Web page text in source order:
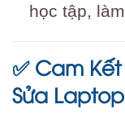
học tập,
✅ Cam
Sửa